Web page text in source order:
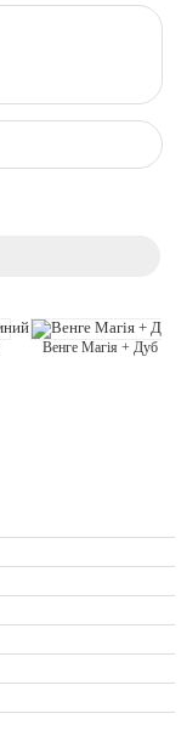
Венге Магія + Дуб